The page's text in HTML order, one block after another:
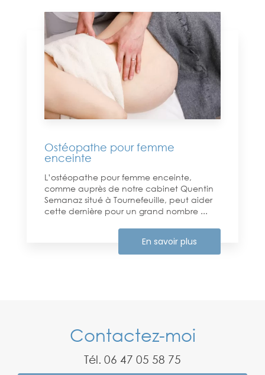
Ostéopathe pour femme
enceinte
L’ostéopathe pour femme enceinte,
comme auprès de notre cabinet Quentin
Semanaz situé à Tournefeuille, peut aider
cette dernière pour un grand nombre ...
En savoir plus
Contactez-moi
Tél. 06 47 05 58 75